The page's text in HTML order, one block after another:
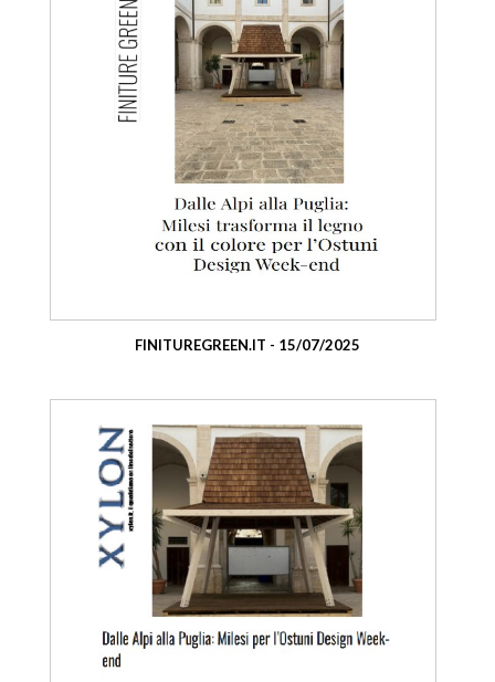
FINITUREGREEN.IT - 15/07/2025